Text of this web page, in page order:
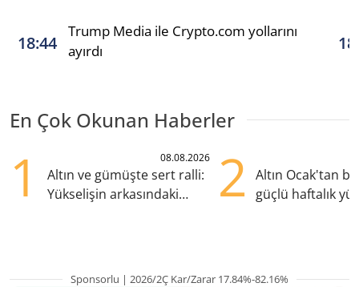
18:44
Trump Media ile Crypto.com yollarını
ayırdı
En Çok Okunan Haberler
1 08.08.2026
Altın ve gümüşte sert ralli:
Yükselişin arkasındaki
2
Altın Ocak'tan
güçlü haftalık
Sponsorlu | 2026/2Ç Kar/Zarar 17.84%-82.16%